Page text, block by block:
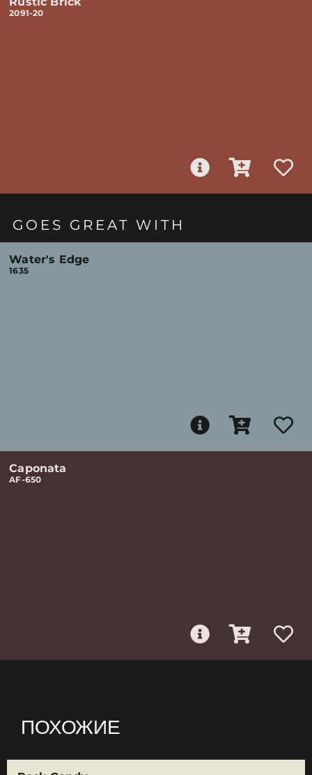
2091-20
GOES GREAT WITH
Water's Edge
1635
Caponata
AF-650
ПОХОЖИЕ